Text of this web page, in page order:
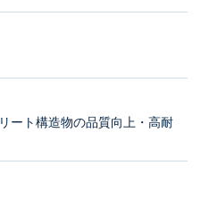
ート構造物の品質向上・高耐